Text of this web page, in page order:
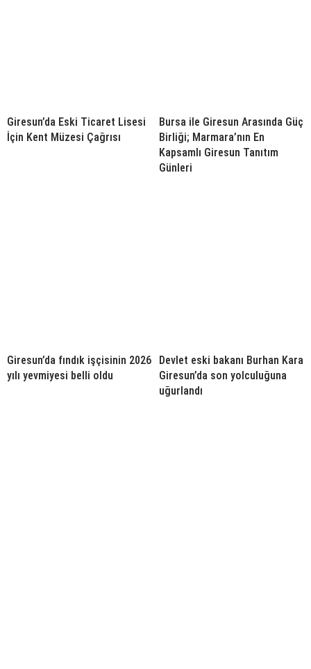
Giresun’da Eski Ticaret Lisesi
İçin Kent Müzesi Çağrısı
Bursa ile Giresun Arasında Güç
Birliği; Marmara’nın En
Kapsamlı Giresun Tanıtım
Günleri
Giresun’da fındık işçisinin 2026
yılı yevmiyesi belli oldu
Devlet eski bakanı Burhan Kara
Giresun’da son yolculuğuna
uğurlandı